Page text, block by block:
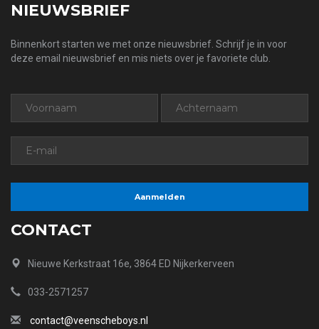
NIEUWSBRIEF
Binnenkort starten we met onze nieuwsbrief. Schrijf je in voor
deze email nieuwsbrief en mis niets over je favoriete club.
CONTACT
Nieuwe Kerkstraat 16e, 3864 ED Nijkerkerveen
033-2571257
contact@veenscheboys.nl